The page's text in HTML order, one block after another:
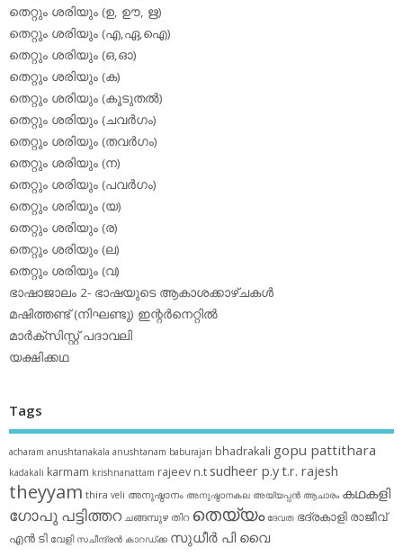
തെറ്റും ശരിയും (ഉ, ഊ, ഋ)
തെറ്റും ശരിയും (എ,ഏ,ഐ)
തെറ്റും ശരിയും (ഒ,ഓ)
തെറ്റും ശരിയും (ക)
തെറ്റും ശരിയും (കൂടുതല്‍)
തെറ്റും ശരിയും (ചവര്‍ഗം)
തെറ്റും ശരിയും (തവര്‍ഗം)
തെറ്റും ശരിയും (ന)
തെറ്റും ശരിയും (പവര്‍ഗം)
തെറ്റും ശരിയും (യ)
തെറ്റും ശരിയും (ര)
തെറ്റും ശരിയും (ല)
തെറ്റും ശരിയും (വ)
ഭാഷാജാലം 2- ഭാഷയുടെ ആകാശക്കാഴ്ചകള്‍
മഷിത്തണ്ട് (നിഘണ്ടു) ഇന്റര്‍നെറ്റില്‍
മാര്‍ക്‌സിസ്റ്റ് പദാവലി
യക്ഷിക്കഥ
Tags
acharam anushtanakala anushtanam baburajan bhadrakali gopu pattithara
kadakali karmam krishnanattam rajeev n.t sudheer p.yt.r. rajesh
theyyam thira veli അനുഷ്ഠാനം അനുഷ്ഠാനകല അയ്യപ്പന്‍ ആചാരം കഥകളി
ഗോപു പട്ടിത്തറ ചങ്ങമ്പുഴ തിറ തെയ്യം ദേവത ഭദ്രകാളി രാജീവ്
എൻ ടി വേളി സചീന്ദ്രന്‍ കാറഡ്ക്ക സുധീര്‍ പി വൈ